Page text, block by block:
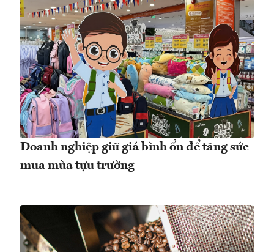
Doanh nghiệp giữ giá bình ổn để tăng sức
mua mùa tựu trường